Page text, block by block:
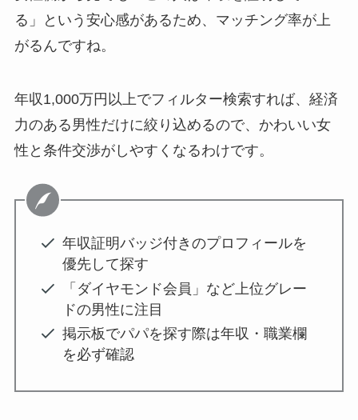
る」という安心感があるため、マッチング率が上
がるんですね。
年収1,000万円以上でフィルター検索すれば、経済
力のある男性だけに絞り込めるので、かわいい女
性と条件交渉がしやすくなるわけです。
年収証明バッジ付きのプロフィールを
優先して探す
「ダイヤモンド会員」など上位グレー
ドの男性に注目
掲示板でパパを探す際は年収・職業欄
を必ず確認